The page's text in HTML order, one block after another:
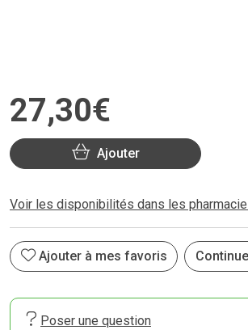
27,30€
Ajouter
Voir les disponibilités dans les
Ajouter à mes favoris
Poser une question